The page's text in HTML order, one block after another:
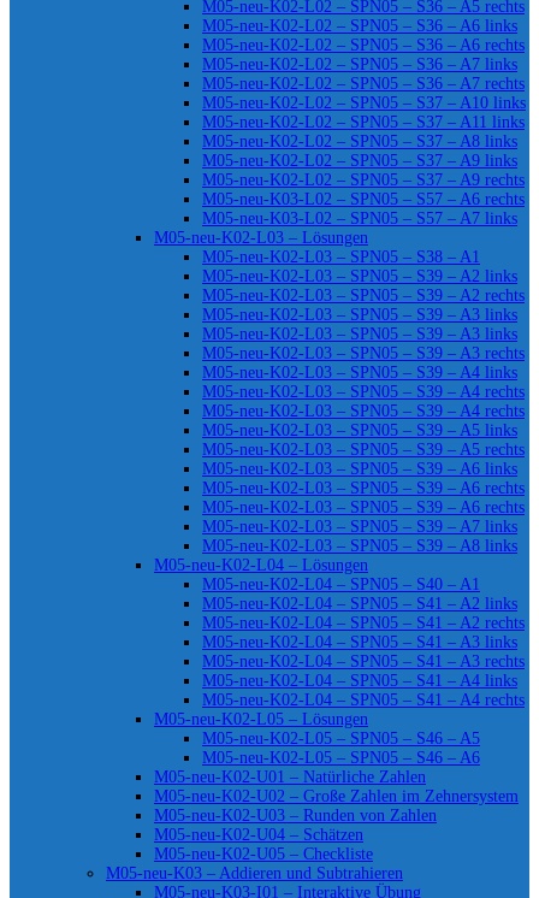
M05-neu-K02-L02 – SPN05 – S36 – A5 rechts
M05-neu-K02-L02 – SPN05 – S36 – A6 links
M05-neu-K02-L02 – SPN05 – S36 – A6 rechts
M05-neu-K02-L02 – SPN05 – S36 – A7 links
M05-neu-K02-L02 – SPN05 – S36 – A7 rechts
M05-neu-K02-L02 – SPN05 – S37 – A10 links
M05-neu-K02-L02 – SPN05 – S37 – A11 links
M05-neu-K02-L02 – SPN05 – S37 – A8 links
M05-neu-K02-L02 – SPN05 – S37 – A9 links
M05-neu-K02-L02 – SPN05 – S37 – A9 rechts
M05-neu-K03-L02 – SPN05 – S57 – A6 rechts
M05-neu-K03-L02 – SPN05 – S57 – A7 links
M05-neu-K02-L03 – Lösungen
M05-neu-K02-L03 – SPN05 – S38 – A1
M05-neu-K02-L03 – SPN05 – S39 – A2 links
M05-neu-K02-L03 – SPN05 – S39 – A2 rechts
M05-neu-K02-L03 – SPN05 – S39 – A3 links
M05-neu-K02-L03 – SPN05 – S39 – A3 links
M05-neu-K02-L03 – SPN05 – S39 – A3 rechts
M05-neu-K02-L03 – SPN05 – S39 – A4 links
M05-neu-K02-L03 – SPN05 – S39 – A4 rechts
M05-neu-K02-L03 – SPN05 – S39 – A4 rechts
M05-neu-K02-L03 – SPN05 – S39 – A5 links
M05-neu-K02-L03 – SPN05 – S39 – A5 rechts
M05-neu-K02-L03 – SPN05 – S39 – A6 links
M05-neu-K02-L03 – SPN05 – S39 – A6 rechts
M05-neu-K02-L03 – SPN05 – S39 – A6 rechts
M05-neu-K02-L03 – SPN05 – S39 – A7 links
M05-neu-K02-L03 – SPN05 – S39 – A8 links
M05-neu-K02-L04 – Lösungen
M05-neu-K02-L04 – SPN05 – S40 – A1
M05-neu-K02-L04 – SPN05 – S41 – A2 links
M05-neu-K02-L04 – SPN05 – S41 – A2 rechts
M05-neu-K02-L04 – SPN05 – S41 – A3 links
M05-neu-K02-L04 – SPN05 – S41 – A3 rechts
M05-neu-K02-L04 – SPN05 – S41 – A4 links
M05-neu-K02-L04 – SPN05 – S41 – A4 rechts
M05-neu-K02-L05 – Lösungen
M05-neu-K02-L05 – SPN05 – S46 – A5
M05-neu-K02-L05 – SPN05 – S46 – A6
M05-neu-K02-U01 – Natürliche Zahlen
M05-neu-K02-U02 – Große Zahlen im Zehnersystem
M05-neu-K02-U03 – Runden von Zahlen
M05-neu-K02-U04 – Schätzen
M05-neu-K02-U05 – Checkliste
M05-neu-K03 – Addieren und Subtrahieren
M05-neu-K03-I01 – Interaktive Übung